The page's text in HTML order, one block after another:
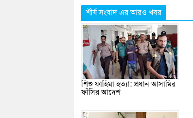
শীর্ষ সংবাদ এর আরও খবর
শিশু ফাহিমা হত্যা: প্রধান আসামির
ফাঁসির আদেশ